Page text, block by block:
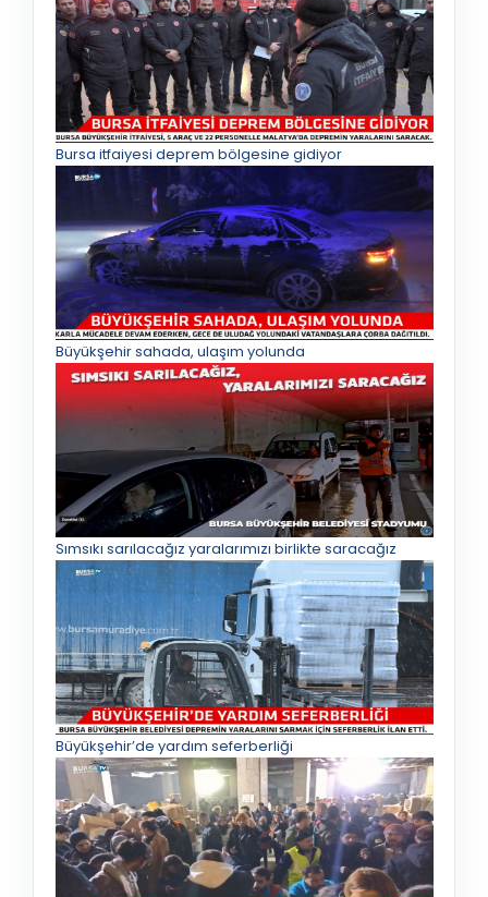
Bursa itfaiyesi deprem bölgesine gidiyor
Büyükşehir sahada, ulaşım yolunda
Sımsıkı sarılacağız yaralarımızı birlikte saracağız
Büyükşehir’de yardım seferberliği